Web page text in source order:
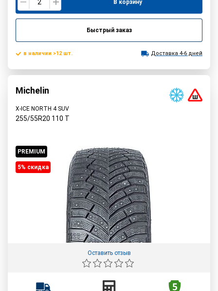
В корзину
Быстрый заказ
в наличии >12 шт. Доставка 4-6 дней
Michelin
X-ICE NORTH 4 SUV
255/55R20 110 T
PREMIUM
5% cкидка
Оставить отзыв